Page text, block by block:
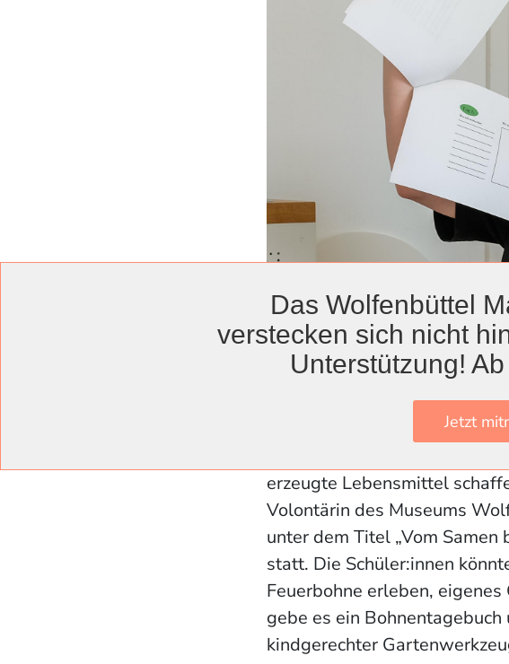
Michelle Grimke zeigt das
Umgesetzt werden solle
erzeugte Lebensmittel
Volontärin des Museums
unter dem Titel „Vom
statt. Die Schüler:innen
Feuerbohne erleben,
gebe es ein
kindgerechter
Das Wolfenbüttel
verstecken sich nicht
Unterstützung!
Jetzt